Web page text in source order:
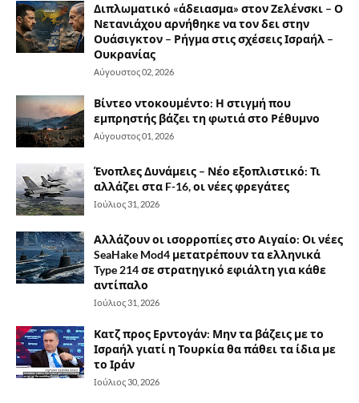
Διπλωματικό «άδειασμα» στον Ζελένσκι – Ο
Νετανιάχου αρνήθηκε να τον δει στην
Ουάσιγκτον – Ρήγμα στις σχέσεις Ισραήλ –
Ουκρανίας
Αύγουστος 02, 2026
Βίντεο ντοκουμέντο: Η στιγμή που
εμπρηστής βάζει τη φωτιά στο Ρέθυμνο
Αύγουστος 01, 2026
Ένοπλες Δυνάμεις – Νέο εξοπλιστικό: Τι
αλλάζει στα F-16, οι νέες φρεγάτες
Ιούλιος 31, 2026
Αλλάζουν οι ισορροπίες στο Αιγαίο: Οι νέες
SeaHake Mod4 μετατρέπουν τα ελληνικά
Type 214 σε στρατηγικό εφιάλτη για κάθε
αντίπαλο
Ιούλιος 31, 2026
Κατζ προς Ερντογάν: Μην τα βάζεις με το
Ισραήλ γιατί η Τουρκία θα πάθει τα ίδια με
το Ιράν
Ιούλιος 30, 2026